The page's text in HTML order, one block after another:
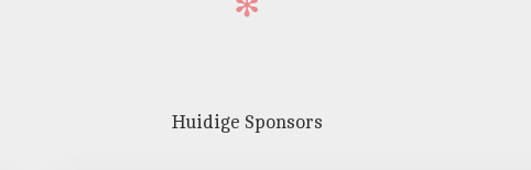
Huidige Sponsors